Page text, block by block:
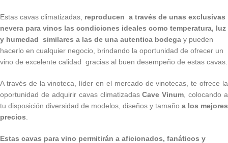
Estas cavas climatizadas, reproducen a través de unas exclusivas
nevera para vinos las condiciones ideales como temperatura, luz
y humedad similares a las de una autentica bodega y pueden
hacerlo en cualquier negocio, brindando la oportunidad de ofrecer un
vino de excelente calidad gracias al buen desempeño de estas cavas.
A través de la vinoteca, líder en el mercado de vinotecas, te ofrece la
oportunidad de adquirir cavas climatizadasCave Vinum , colocando a
tu disposición diversidad de modelos, diseños y tamaño a los mejores
precios
Estas cavas para vino permitirán a aficionados, fanáticos y